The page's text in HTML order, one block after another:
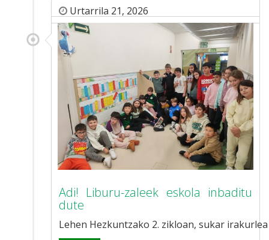
Urtarrila 21, 2026
Adi! Liburu-zaleek eskola inbaditu
dute
Lehen Hezkuntzako 2. zikloan, sukar